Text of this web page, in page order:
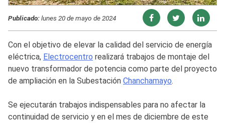
Publicado:lunes 20 de mayo de 2024
Con el objetivo de elevar la calidad del servicio de energía
eléctrica, Electrocentro realizará trabajos de montaje del
nuevo transformador de potencia como parte del proyecto
de ampliación en la Subestación Chanchamayo.
Se ejecutarán trabajos indispensables para no afectar la
continuidad de servicio y en el mes de diciembre de este